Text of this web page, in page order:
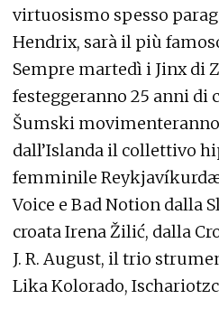
virtuosismo spesso
Hendrix, sarà il più
Sempre martedì i Jinx di
festeggeranno 25 anni di
Šumski
dall’Islanda il collettivo
femminile
Voice e Bad Notion dalla
croata Irena Žilić, dalla
J. R. August, il trio
Lika Kolorado,